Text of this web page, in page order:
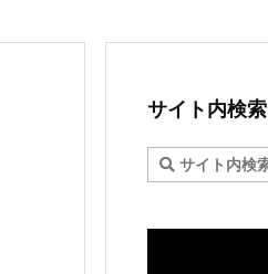
サイト内検索